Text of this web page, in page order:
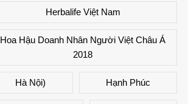
Herbalife Việt Nam
Hoa Hậu Doanh Nhân Người Việt Châu Á
2018
Hà Nội) Hạnh Phúc